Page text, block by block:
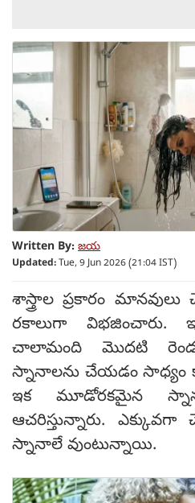
Written By: జయ
Updated:Tue, 9 Jun 2026 (21:04 IST)
శాస్త్రాల ప్రకారం
రకాలుగా విభజించారు.
చాలామంది మొదటి
స్నానాలను చేయడం సాధ్యం
ఇక మూడోరకమైన
ఆచరిస్తున్నారు. ఎక్కువగా
స్నానాలే వుంటున్నాయి.